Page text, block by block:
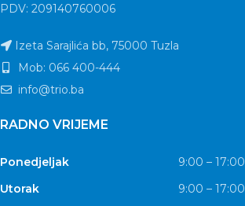
PDV: 209140760006
Izeta Sarajlića bb, 75000 Tuzla
Mob: 066 400-444
info@trio.ba
RADNO VRIJEME
Ponedjeljak
9:00 – 17:00
Utorak
9:00 – 17:00